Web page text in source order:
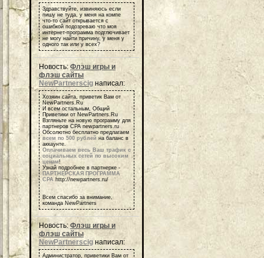
Здравствуйте, извиняюсь если
пишу не туда, у меня на компе
что-то сайт открывается с
ошибкой подозреваю что моя
интернет-программа подглючивает
не могу найти причину, у меня у
одного так или у всех?
Новость: Флэш игры и
флэш сайты
NewPartnerscig написал:
Хозяин сайта, приветик Вам от
NewPartners.Ru
И всем остальным, Общий
Приветики от NewPartners.Ru
Взгляньте на новую программу для
партнеров СРА newpartners.ru
Обсолютно бесплатно предлагаем
всем по 500 рублей на баланс в
аккаунте.
Оплачиваем весь Ваш трафик с
социальных сетей по высоким
ценам!
Узнай подробнее в партнерке -
ПАРТНЕРСКАЯ ПРОГРАММА
СРА http://newpartners.ru/
Всем спасибо за внимание,
команда NewPartners
Новость: Флэш игры и
флэш сайты
NewPartnerscig написал:
Администратор, приветики Вам от